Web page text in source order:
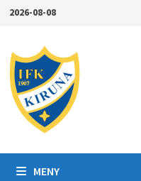
Hoppa
2026-08-08
MENY